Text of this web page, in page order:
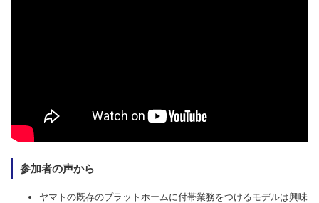
参加者の声から
ヤマトの既存のプラットホームに付帯業務をつけるモデルは興味